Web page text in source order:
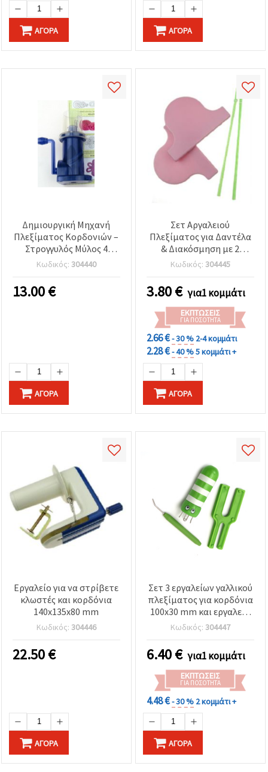
ΑΓΟΡΆ ΑΓΟΡΆ
Δημιουργική Μηχανή
Πλεξίματος Κορδονιών –
Στρογγυλός Μύλος 4
Βελόνων για DIY
Χειροτεχνίες και
Κατασκευή Κοσμημάτων
Κωδικός: 304440
13.00€
ΑΓΟΡΆ
Σετ Αργαλειού
Πλεξίματος για Δαντέλα
& Διακόσμηση με 2
Βάσεις και 3 Βελόνες, 320
mm
Κωδικός: 304445
3.80€ για1 κομμάτι
ΕΚΠΤΏΣΕΙΣ
ΓΙΑ ΠΟΣΌΤΗΤΑ
2.66 €- 30 % 2-4 κομμάτι
2.28 €- 40 %5 κομμάτι +
ΑΓΟΡΆ
Εργαλείο για να στρίβετε
κλωστές και κορδόνια
140x135x80 mm
Κωδικός: 304446
22.50€
ΑΓΟΡΆ
Σετ 3 εργαλείων γαλλικού
πλεξίματος για κορδόνια
100x30 mm και εργαλεία
κατασκευής πομ-πομ σε
2 μεγέθη 120x30x50 mm –
Κιτ χειροτεχνίας
Κωδικός: 304447
6.40€ για1 κομμάτι
ΕΚΠΤΏΣΕΙΣ
ΓΙΑ ΠΟΣΌΤΗΤΑ
4.48 €- 30 % 2 κομμάτι +
ΑΓΟΡΆ